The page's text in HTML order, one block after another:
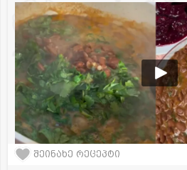
შეინახე რეცეპტი